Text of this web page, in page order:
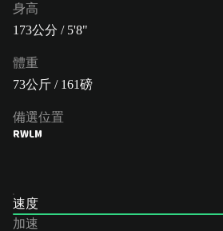
身高
173公分 / 5'8"
體重
73公斤 / 161磅
備選位置
RWLM
速度
加速